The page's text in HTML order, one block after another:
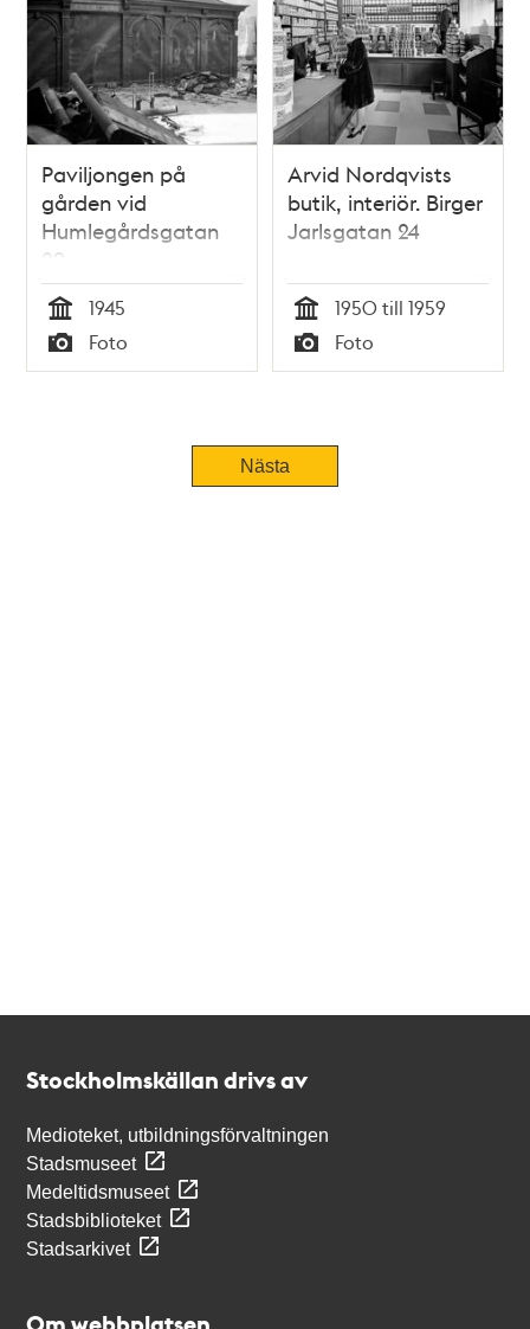
Paviljongen på
gården vid
Humlegårdsgatan
29
Tid
1945
Typ
Foto
Arvid Nordqvists
butik, interiör. Birger
Jarlsgatan 24
Tid
1950 till 1959
Typ
Foto
Nästa
Stockholmskällan drivs av
Medioteket, utbildningsförvaltningen
Stadsmuseet
Medeltidsmuseet
Stadsbiblioteket
Stadsarkivet